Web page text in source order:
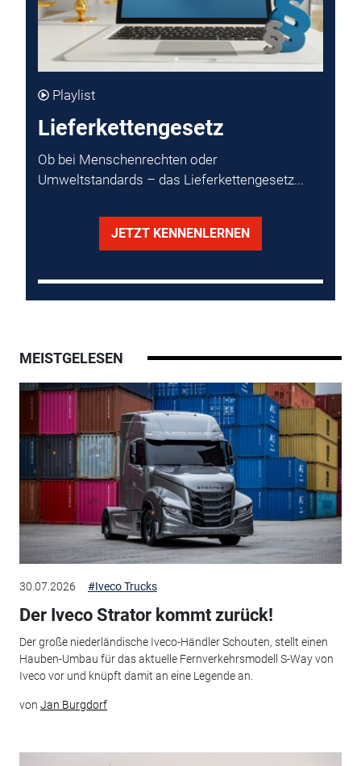
Playlist
Lieferkettengesetz
Ob bei Menschenrechten oder
Umweltstandards – das Lieferkettengesetz...
JETZT KENNENLERNEN
MEISTGELESEN
30.07.2026 #Iveco Trucks
Der Iveco Strator kommt zurück!
Der große niederländische Iveco-Händler Schouten, stellt einen
Hauben-Umbau für das aktuelle Fernverkehrsmodell S-Way von
Iveco vor und knüpft damit an eine Legende an.
von Jan Burgdorf